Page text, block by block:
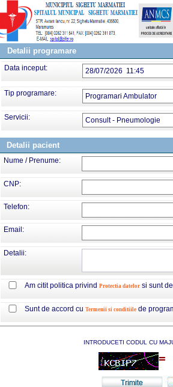
Detalii programare
Data inceput: 28/07/2026 11:45
Tip programare: Programari Ambulator
Servicii: Consult - Pneumologie
Detalii pacient
Nume / Prenume:
CNP:
Telefon:
Email:
Detalii:
Am citit politica privind Protectia datelor si sunt
Sunt de accord cu Termenii si conditiile de
INTRODUCETI CODUL CU
=